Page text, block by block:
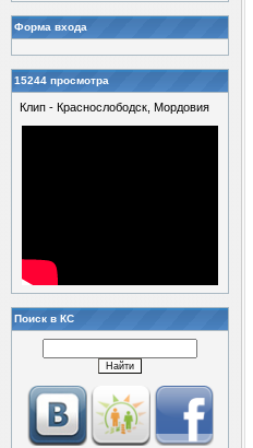
Форма входа
15244 просмотра
Клип - Краснослободск, Мордовия
Поиск в КС